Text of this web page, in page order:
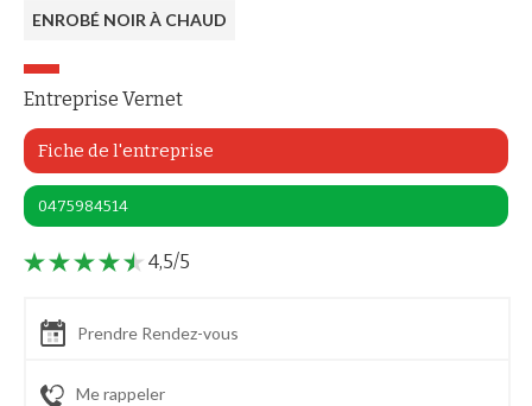
ENROBÉ NOIR À CHAUD
Entreprise Vernet
Fiche de l'entreprise
0475984514
4,5/5
Prendre Rendez-vous
Me rappeler